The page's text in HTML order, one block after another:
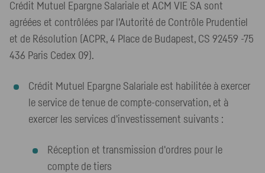
Crédit Mutuel Epargne Salariale et ACM VIE SA sont
agréées et contrôlées par l'Autorité de Contrôle Prudentiel
et de Résolution (ACPR, 4 Place de Budapest, CS 92459 -75
436 Paris Cedex 09).
Crédit Mutuel Epargne Salariale est habilitée à exercer
le service de tenue de compte-conservation, et à
exercer les services d'investissement suivants :
Réception et transmission d'ordres pour le
compte de tiers